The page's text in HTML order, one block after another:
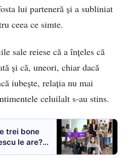
lui parteneră și a subliniat
ceea ce simte.
sale reiese că a înțeles că
și că, uneori, chiar dacă
iubește, relația nu mai
celuilalt s-au stins.
trei bone
le are?
S-a